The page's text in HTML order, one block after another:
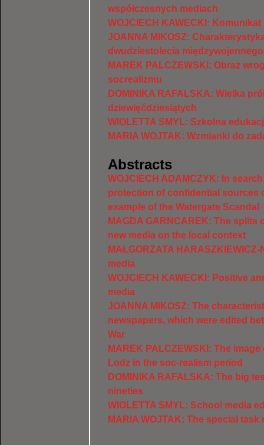
współczesnych mediach
WOJCIECH KAWECKI:
JOANNA MIKOSZ:
dwudziestolecia międzywojennego
MAREK PALCZEWSKI: Obraz
socrealizmu
DOMINIKA RAFALSKA: Wielka
dziewięćdziesiątych
WIOLETTA SMYL: Szkolna
MARIA WOJTAK: Wzmianki do
Abstracts
WOJCIECH ADAMCZYK: In
protection of confidential sources
example of the Watergate Scandal
MAGDA GARNCAREK: The splits
new media on the local context
MAŁGORZATA
media
WOJCIECH KAWECKI: Positive
media
JOANNA MIKOSZ: The
newspapers, which were edited
War
MAREK PALCZEWSKI: The
Lodz in the soc-realism period
DOMINIKA RAFALSKA: The big
nineties
WIOLETTA SMYL: School media
MARIA WOJTAK: The special task